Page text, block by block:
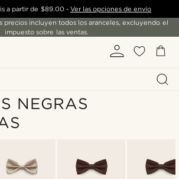
a partir de $89.00- Ver las opciones de envío
precios incluyen todos los aranceles, excluyendo el
impuesto sobre las ventas.
NEGRAS